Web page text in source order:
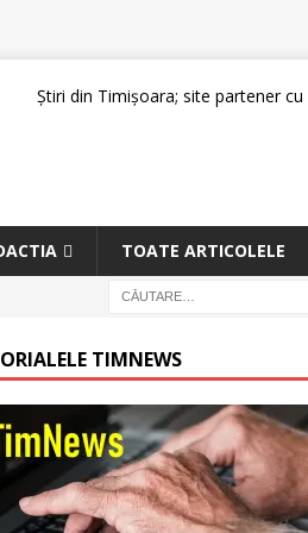
Știri din Timișoara; site partener cu
TOATE ARTICOLELE
TIMNEWS